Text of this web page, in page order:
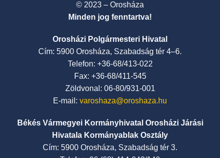
© 2023 – Orosháza
Minden jog fenntartva!
Orosházi Polgármesteri Hivatal
Cím: 5900 Orosháza, Szabadság tér 4–6.
Telefon: +36-68/413-022
Fax: +36-68/411-545
Zöldvonal: 06-80/931-001
E-mail: varoshaza@oroshaza.hu
Békés Vármegyei Kormányhivatal Orosházi Járási
Hivatala Kormányablak Osztály
Cím: 5900 Orosháza, Szabadság tér 3.